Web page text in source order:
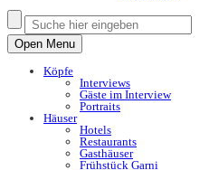
Open Menu
Köpfe
Interviews
Gäste im Interview
Portraits
Häuser
Hotels
Restaurants
Gasthäuser
Frühstück Garni